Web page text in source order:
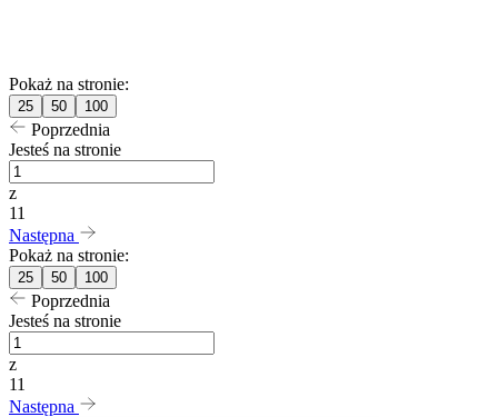
Pokaż na stronie:
25 50 100
Poprzednia
Jesteś na stronie
z
11
Następna
Pokaż na stronie:
25 50 100
Poprzednia
Jesteś na stronie
z
11
Następna